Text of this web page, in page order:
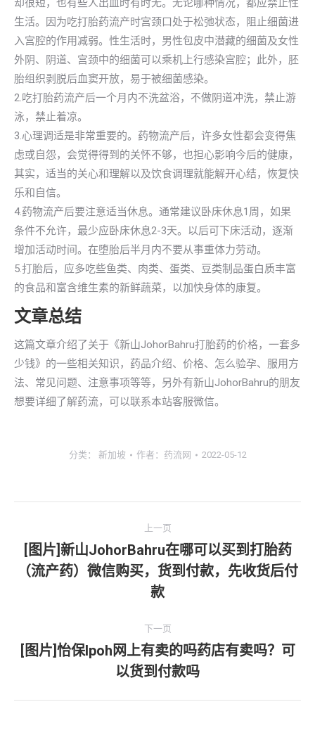
却很短，也有些人出血时有时无。无论哪种情况，都应禁止性
生活。因为吃打胎药流产时宫颈口处于松弛状态，阻止细菌进
入宫腔的作用减弱。性生活时，男性包皮中潜藏的细菌及女性
外阴、阴道、宫颈中的细菌可以乘机上行感染宫腔；此外，胚
胎组织剥脱后血窦开放，易于被细菌感染。
2.吃打胎药流产后一个月内不洗盆浴，不做阴道冲洗，禁止游
泳，禁止着凉。
3.心理调适是非常重要的。药物流产后，许多女性都会变得焦
虑或自怨，会觉得得到的关怀不够，也担心影响今后的健康，
其实，适当的关心和理解以及饮食调理就能解开心结，恢复快
乐和自信。
4.药物流产后要注意适当休息。通常建议卧床休息1周，如果
条件不允许，最少应卧床休息2-3天。以后可下床活动，逐渐
增加活动时间。在堕胎后半月内不要从事重体力劳动。
5.打胎后，应多吃些鱼类、肉类、蛋类、豆类制品蛋白质丰富
的食品和富含维生素的新鲜蔬菜，以加快身体的康复。
文章总结
这篇文章介绍了关于《新山JohorBahru打胎药的价格，一套多
少钱》的一些相关知识，药品介绍、价格、怎么验孕、服用方
法、常见问题、注意事项等等，另外有新山JohorBahru的朋友
想要详细了解药流，可以联系本站客服微信。
分类： 新加坡 作者： 药流网 2022-05-12
章
导
上一页
上
一
章：
[图片]新山JohorBahru在哪可以买到打胎药
（流产药）微信购买，货到付款，先收货后付
款
下一页
下
一
文
[图片]怡保lpoh网上有卖的吗药店有卖吗？可
以货到付款吗